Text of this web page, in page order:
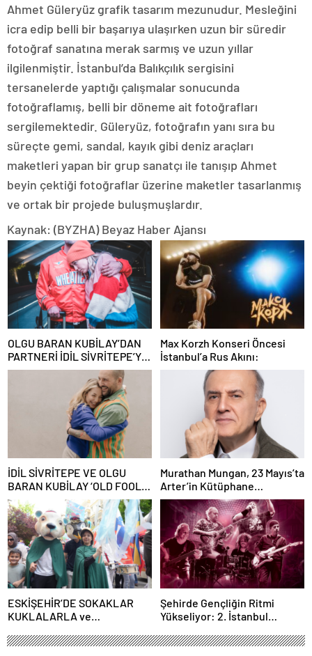
Ahmet Güleryüz grafik tasarım mezunudur. Mesleğini
icra edip belli bir başarıya ulaşırken uzun bir süredir
fotoğraf sanatına merak sarmış ve uzun yıllar
ilgilenmiştir. İstanbul’da Balıkçılık sergisini
tersanelerde yaptığı çalışmalar sonucunda
fotoğraflamış, belli bir döneme ait fotoğrafları
sergilemektedir. Güleryüz, fotoğrafın yanı sıra bu
süreçte gemi, sandal, kayık gibi deniz araçları
maketleri yapan bir grup sanatçı ile tanışıp Ahmet
beyin çektiği fotoğraflar üzerine maketler tasarlanmış
ve ortak bir projede buluşmuşlardır.
Kaynak: (BYZHA) Beyaz Haber Ajansı
OLGU BARAN KUBİLAY’DAN
PARTNERİ İDİL SİVRİTEPE’YE
ÖVGÜ DOLU SÖZLER!
Max Korzh Konseri Öncesi
İstanbul’a Rus Akını:
İDİL SİVRİTEPE VE OLGU
BARAN KUBİLAY ‘OLD FOOLS’
İLE TÜRSAK VAKFI İÇİN
SAHNEDE!
Murathan Mungan, 23 Mayıs’ta
Arter’in Kütüphane
Söyleşileri’ne Konuk Oluyor!
ESKİŞEHİR’DE SOKAKLAR
KUKLALARLA ve
RENKLENİYOR!
Şehirde Gençliğin Ritmi
Yükseliyor: 2. İstanbul
Mayıs’ta Kentin Dört Bir